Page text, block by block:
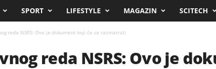
SPORT LIFESTYLE MAGAZIN SCITECH
reda NSRS: Ovo je dokument koji će se razmatrati
reda NSRS: Ovo je